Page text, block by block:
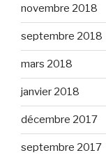
novembre 2018
septembre 2018
mars 2018
janvier 2018
décembre 2017
septembre 2017